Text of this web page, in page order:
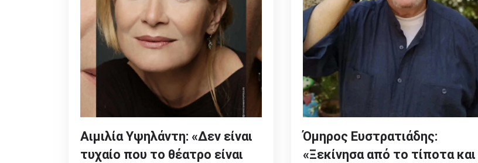
Αιμιλία Υψηλάντη: «Δεν είναι
τυχαίο που το θέατρο είναι
Όμηρος Ευστρατιάδης:
«Ξεκίνησα από το τίποτα και